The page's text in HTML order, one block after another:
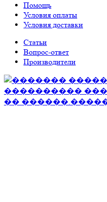
Помощь
Условия оплаты
Условия доставки
Статьи
Вопрос-ответ
Производители